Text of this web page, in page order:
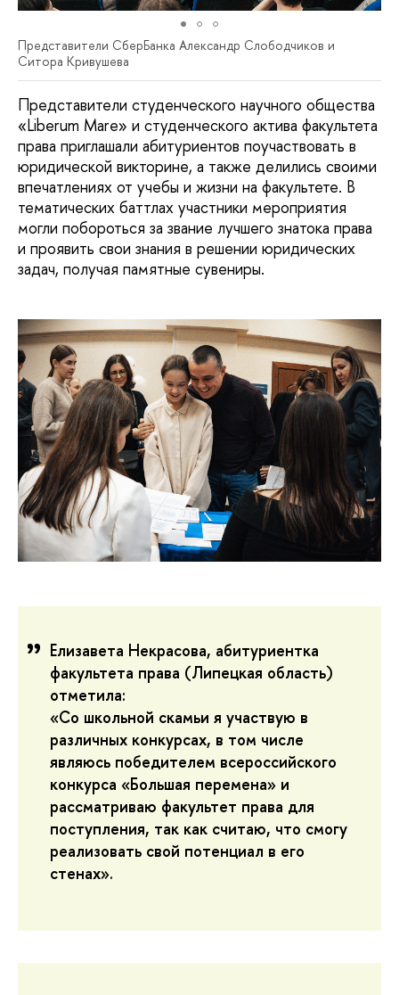
Представители СберБанка Александр Слободчиков и
Ситора Кривушева
Представители студенческого научного общества
«Liberum Mare» и студенческого актива факультета
права приглашали абитуриентов поучаствовать в
юридической викторине, а также делились своими
впечатлениях от учебы и жизни на факультете. В
тематических баттлах участники мероприятия
могли побороться за звание лучшего знатока права
и проявить свои знания в решении юридических
задач, получая памятные сувениры.
Елизавета Некрасова, абитуриентка
факультета права (Липецкая область)
отметила:
«Со школьной скамьи я участвую в
различных конкурсах, в том числе
являюсь победителем всероссийского
конкурса «Большая перемена» и
рассматриваю факультет права для
поступления, так как считаю, что смогу
реализовать свой потенциал в его
стенах».